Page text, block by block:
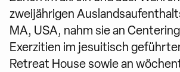
zweijährigen
MA, USA, nahm sie an
Exerzitien im jesuitisch
Retreat House sowie an